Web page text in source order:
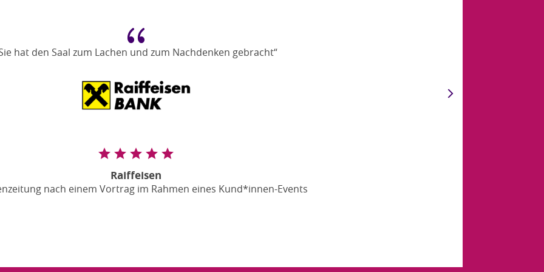
{
hat den Saal zum Lachen und zum Nachdenken gebracht“
Raiffeisen
nach einem Vortrag im Rahmen eines Kund*innen-Events